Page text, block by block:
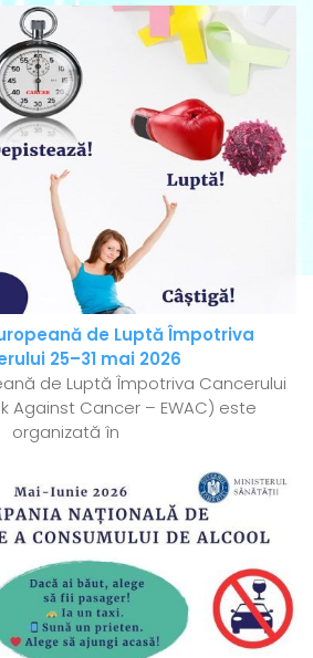
de Luptă Împotriva
25–31 mai 2026
de Luptă Împotriva Cancerului
Against Cancer – EWAC) este
organizată în